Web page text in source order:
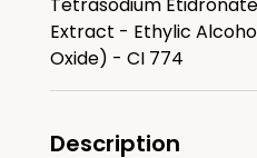
Extract - Ethylic
Oxide) - CI 774
Description